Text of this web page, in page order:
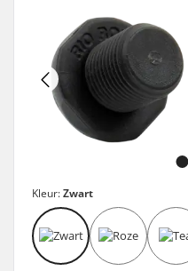
Kleur:Zwart